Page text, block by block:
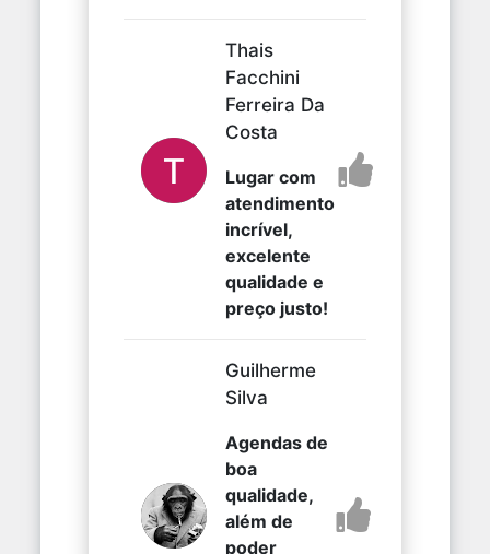
Thais
Facchini
Ferreira Da
Costa
Lugar com
atendimento
incrível,
excelente
qualidade e
preço justo!
Guilherme
Silva
Agendas de
boa
qualidade,
além de
poder